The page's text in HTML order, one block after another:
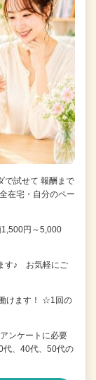
で試せて 報酬まで
在宅・自分のペー
円～5,000
す♪ お気軽にご
けます！ ☆1回の
ンケートに必要
、40代、50代の